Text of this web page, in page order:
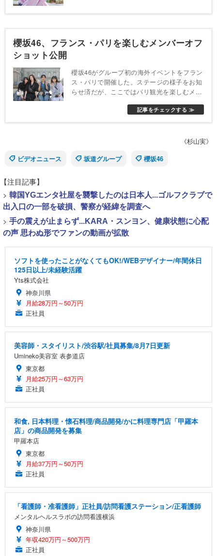
櫻坂46、フランス・パリを楽しむメンバーオフ
ショット公開
櫻坂46がグループ初の海外イベントをフラン
ス・パリで開催した。ステージの様子をお知
らせ済だが、ここではパリ観光を楽しむメン
ーヌ川沿いなどオフを楽しむ様子が確認でき
る。
記事をチェックする ≫
《杉山実》
ビデオニュース
坂道グループ 櫻坂46
【注目記事】
> 韓国YGエンタ社屋を襲撃したのは日本人...ゴルフクラブで
出入口の一部を破損、警察が経緯を調査へ
> 手の震えが止まらず...KARA・スンヨン、健康状態に心配
の声 思わぬ形でファンの動画が拡散
ソフトを使ったことがなくてもOK!/WEBデザイナー/年間休日
125日以上/未経験活躍
Yts株式会社
神奈川県
月給28万円～50万円
正社員
美容師・スタイリスト/渋谷駅/社員募集/8月7日更新
Umineko美容室 表参道店
東京都
月給25万円～63万円
正社員
和食, 日本料理・懐石料理/商品開発/かに料理専門店「甲羅本
店」の商品開発を募集
甲羅本店
東京都
月給37万円～50万円
正社員
「看護師・准看護師」正社員/訪問看護ステーション/正看護師
メンタルヘルスラボの訪問看護横浜
神奈川県
年収420万円～500万円
正社員